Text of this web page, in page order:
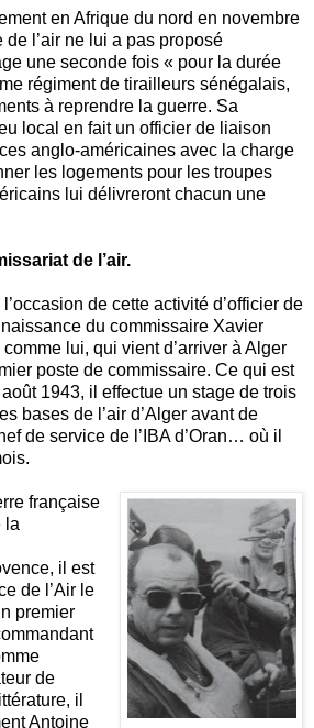
en Afrique du nord en novembre
de l’air ne lui a pas proposé
une seconde fois « pour la durée
régiment de tirailleurs sénégalais,
à reprendre la guerre. Sa
local en fait un officier de liaison
anglo-américaines avec la charge
les logements pour les troupes
lui délivreront chacun une
de l’air.
de cette activité d’officier de
du commissaire Xavier
lui, qui vient d’arriver à Alger
poste de commissaire. Ce qui est
1943, il effectue un stage de trois
bases de l’air d’Alger avant de
de service de l’IBA d’Oran… où il
française
la
il est
de l’Air le
premier
de
il
Antoine